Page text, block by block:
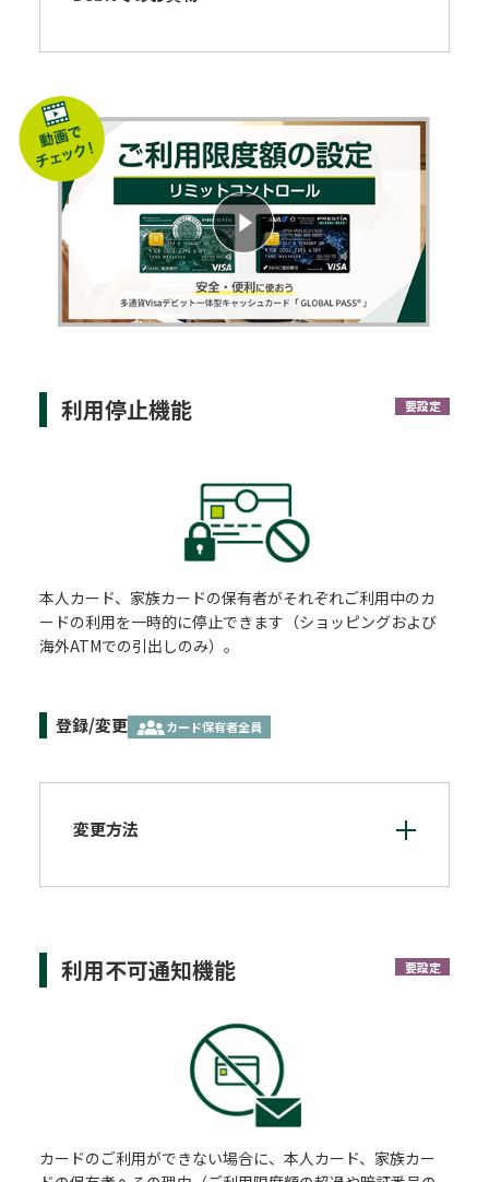
利用停止機能 要設定
本人カード、家族カードの保有者がそれぞれご利用中のカ
ードの利用を一時的に停止できます（ショッピングおよび
海外ATMでの引出しのみ）。
登録/変更 カード保有者全員
変更方法
利用不可通知機能 要設定
カードのご利用ができない場合に、本人カード、家族カー